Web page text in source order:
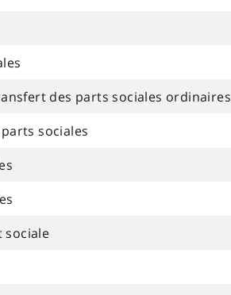
des parts sociales ordinaires
sociales
sociale